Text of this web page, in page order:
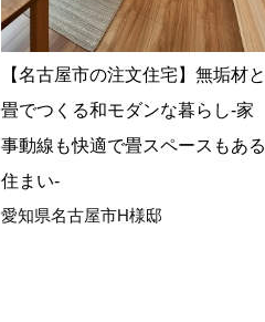
【名古屋市の注文住宅】無垢材と
畳でつくる和モダンな暮らし-家
事動線も快適で畳スペースもある
住まい-
愛知県名古屋市H様邸